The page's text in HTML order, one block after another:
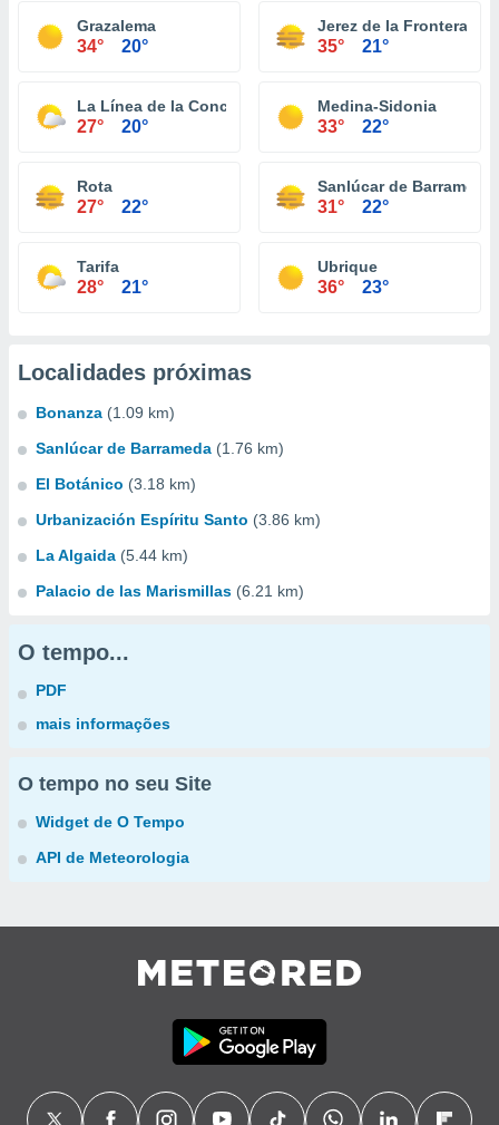
Grazalema
34° 20°
Jerez de la Frontera
35° 21°
La Línea de la Concepción
27° 20°
Medina-Sidonia
33° 22°
Rota
27° 22°
Sanlúcar de Barrameda
31° 22°
Tarifa
28° 21°
Ubrique
36° 23°
Localidades próximas
Bonanza (1.09 km)
Sanlúcar de Barrameda (1.76 km)
El Botánico (3.18 km)
Urbanización Espíritu Santo (3.86 km)
La Algaida (5.44 km)
Palacio de las Marismillas (6.21 km)
O tempo...
PDF
mais informações
O tempo no seu Site
Widget de O Tempo
API de Meteorologia